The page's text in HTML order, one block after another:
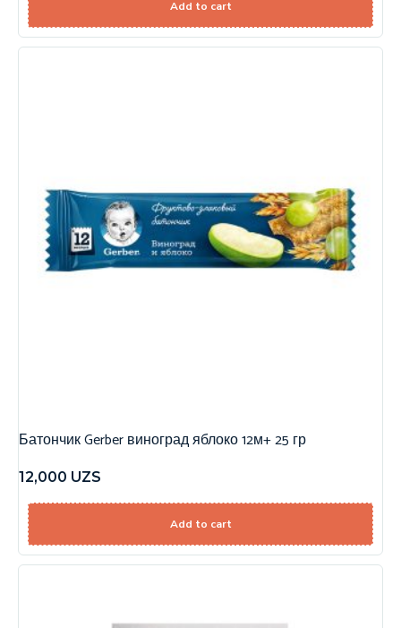
Add to cart
Батончик Gerber виноград яблоко 12м+ 25 гр
12,000 UZS
Add to cart